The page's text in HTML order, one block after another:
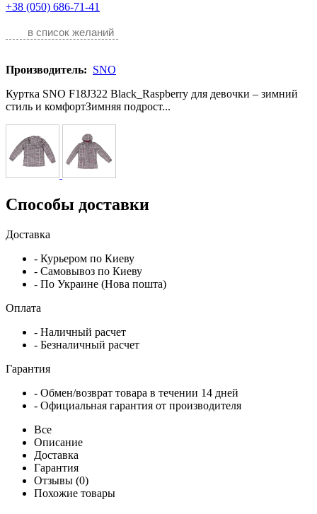
+38 (050) 686-71-41
в список желаний
Производитель: SNO
Куртка SNO F18J322 Black_Raspberry для девочки – зимний
стиль и комфортЗимняя подрост...
Способы доставки
Доставка
- Курьером по Киеву
- Самовывоз по Киеву
- По Украине (Нова пошта)
Оплата
- Наличный расчет
- Безналичный расчет
Гарантия
- Обмен/возврат товара в течении 14 дней
- Официальная гарантия от производителя
Все
Описание
Доставка
Гарантия
Отзывы (0)
Похожие товары